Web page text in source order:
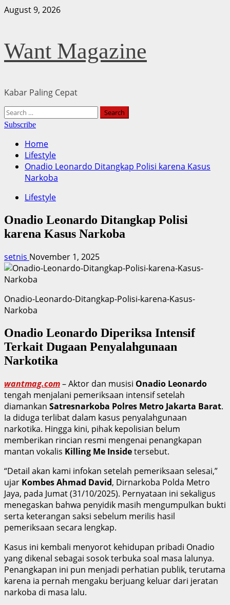
Skip
August 9, 2026
Want Magazine
Kabar Paling Cepat
Primary
Menu
Search
for:
Subscribe
Home
Lifestyle
Onadio Leonardo Ditangkap Polisi karena Kasus
Narkoba
Lifestyle
Onadio Leonardo Ditangkap Polisi
karena Kasus Narkoba
setnis November 1, 2025
Onadio-Leonardo-Ditangkap-Polisi-karena-Kasus-
Narkoba
Onadio Leonardo Diperiksa Intensif
Terkait Dugaan Penyalahgunaan
Narkotika
wantmag.com– Aktor dan musisi Onadio Leonardo
tengah menjalani pemeriksaan intensif setelah
diamankan Satresnarkoba Polres Metro Jakarta Barat.
Ia diduga terlibat dalam kasus penyalahgunaan
narkotika. Hingga kini, pihak kepolisian belum
memberikan rincian resmi mengenai penangkapan
mantan vokalis Killing Me Insidetersebut.
“Detail akan kami infokan setelah pemeriksaan selesai,”
ujar Kombes Ahmad David, Dirnarkoba Polda Metro
Jaya, pada Jumat (31/10/2025). Pernyataan ini sekaligus
menegaskan bahwa penyidik masih mengumpulkan bukti
serta keterangan saksi sebelum merilis hasil
pemeriksaan secara lengkap.
Kasus ini kembali menyorot kehidupan pribadi Onadio
yang dikenal sebagai sosok terbuka soal masa lalunya.
Penangkapan ini pun menjadi perhatian publik, terutama
karena ia pernah mengaku berjuang keluar dari jeratan
narkoba di masa lalu.